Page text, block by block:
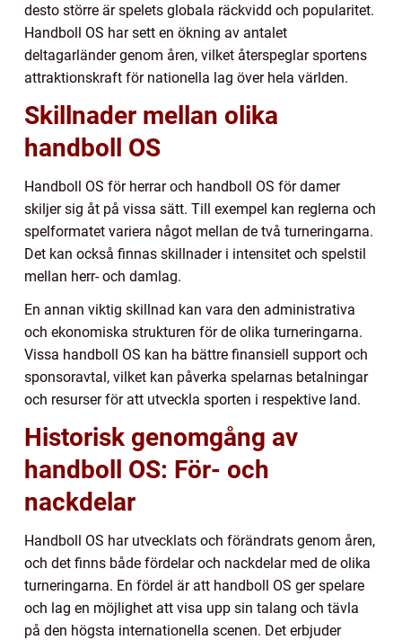
desto större är spelets globala räckvidd och popularitet.
Handboll OS har sett en ökning av antalet
deltagarländer genom åren, vilket återspeglar sportens
attraktionskraft för nationella lag över hela världen.
Skillnader mellan olika
handboll OS
Handboll OS för herrar och handboll OS för damer
skiljer sig åt på vissa sätt. Till exempel kan reglerna och
spelformatet variera något mellan de två turneringarna.
Det kan också finnas skillnader i intensitet och spelstil
mellan herr- och damlag.
En annan viktig skillnad kan vara den administrativa
och ekonomiska strukturen för de olika turneringarna.
Vissa handboll OS kan ha bättre finansiell support och
sponsoravtal, vilket kan påverka spelarnas betalningar
och resurser för att utveckla sporten i respektive land.
Historisk genomgång av
handboll OS: För- och
nackdelar
Handboll OS har utvecklats och förändrats genom åren,
och det finns både fördelar och nackdelar med de olika
turneringarna. En fördel är att handboll OS ger spelare
och lag en möjlighet att visa upp sin talang och tävla
på den högsta internationella scenen. Det erbjuder